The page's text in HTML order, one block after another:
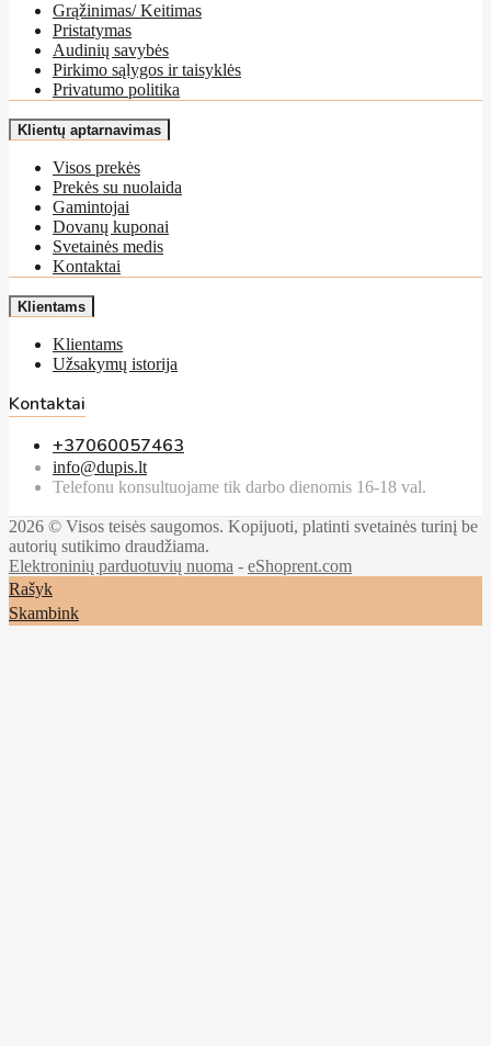
Grąžinimas/ Keitimas
Pristatymas
Audinių savybės
Pirkimo sąlygos ir taisyklės
Privatumo politika
Klientų aptarnavimas
Visos prekės
Prekės su nuolaida
Gamintojai
Dovanų kuponai
Svetainės medis
Kontaktai
Klientams
Klientams
Užsakymų istorija
Kontaktai
+37060057463
info@dupis.lt
Telefonu konsultuojame tik darbo dienomis 16-18 val.
2026 © Visos teisės saugomos. Kopijuoti, platinti svetainės turinį be
autorių sutikimo draudžiama.
Elektroninių parduotuvių nuoma - eShoprent.com
Rašyk
Skambink